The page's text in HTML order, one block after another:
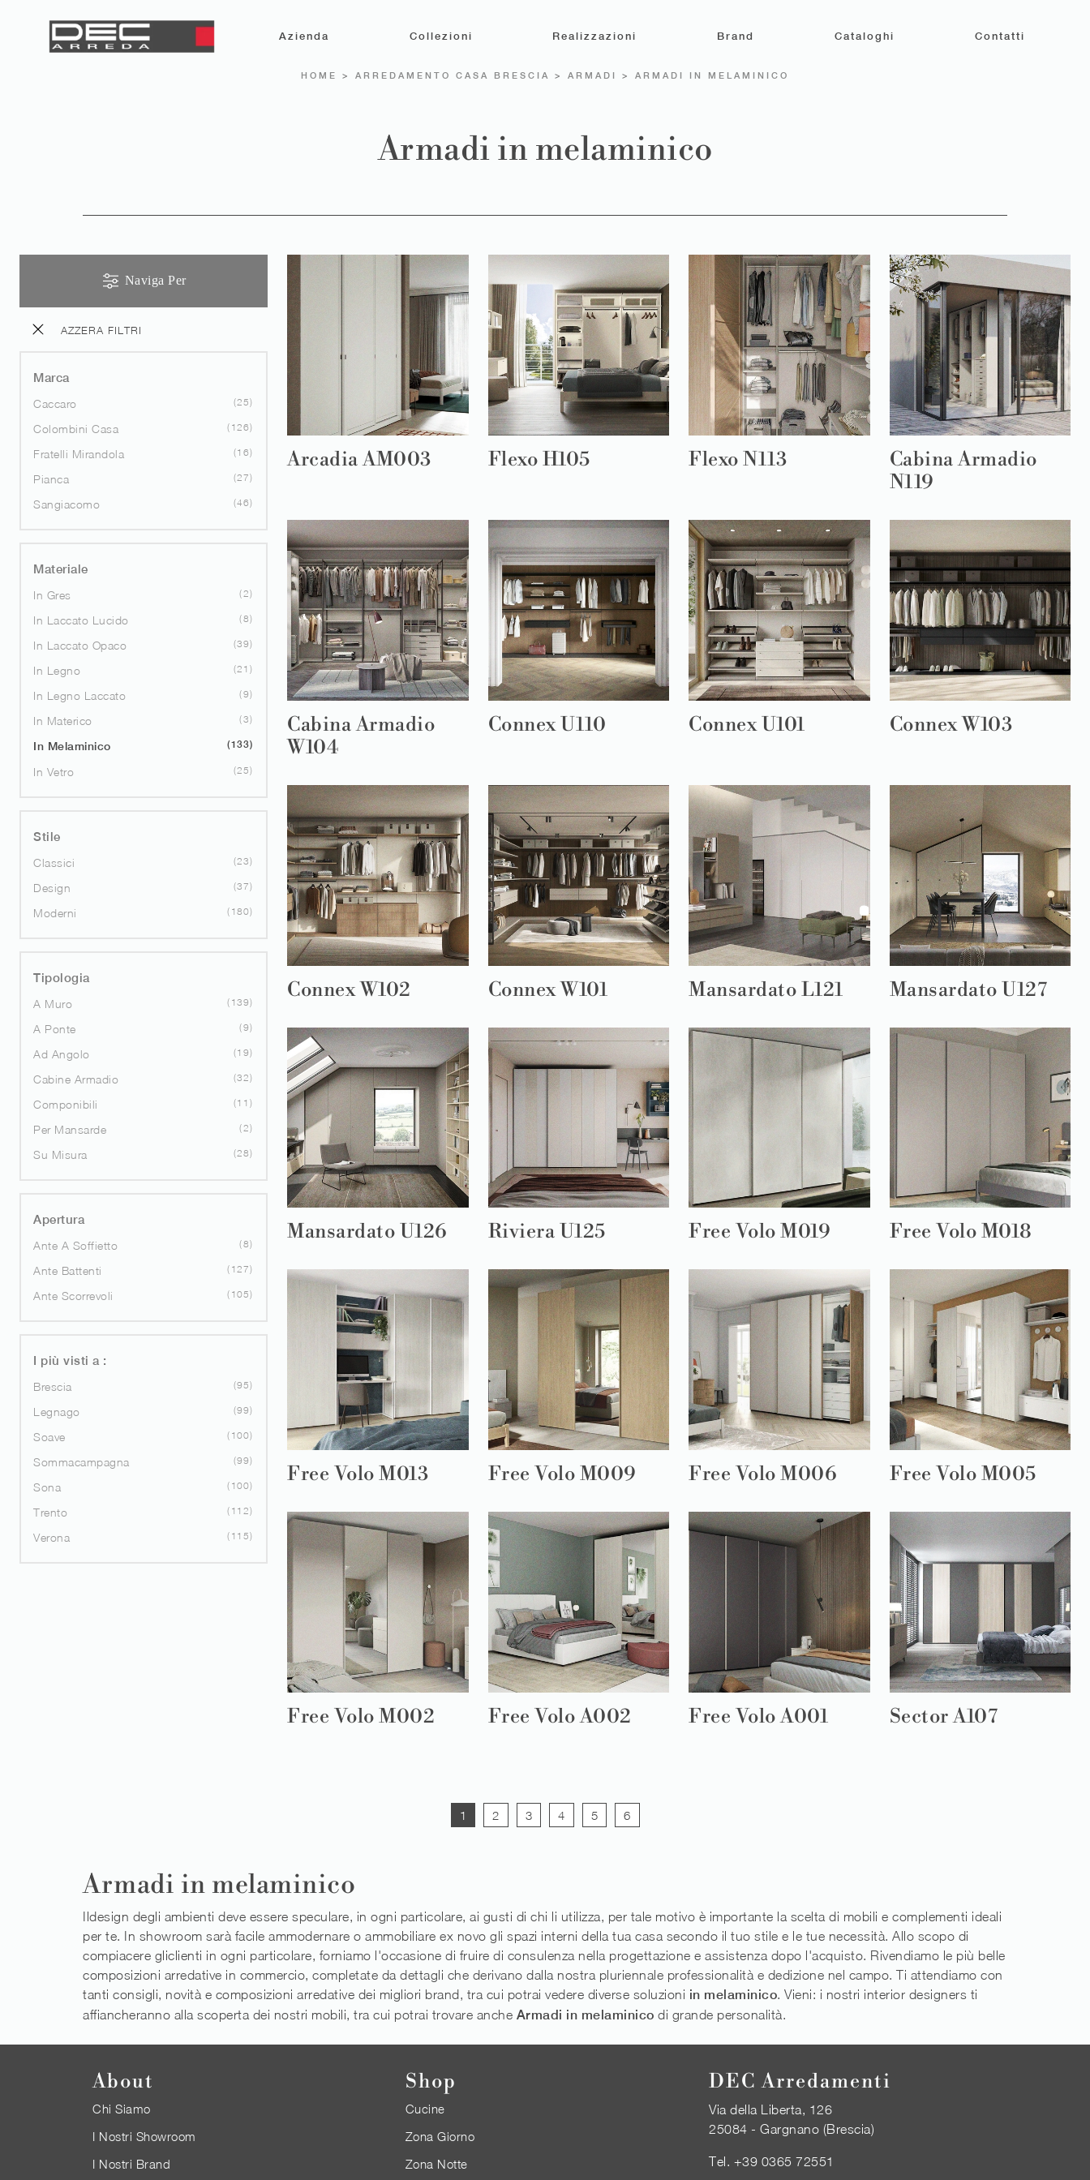
Azienda Collezioni Realizzazioni Brand Cataloghi Contatti
HOME > ARREDAMENTO CASA BRESCIA > ARMADI > ARMADI IN MELAMINICO
Armadi in melaminico
Naviga Per
AZZERA FILTRI
Marca
Caccaro
25
Colombini Casa 126
Fratelli Mirandola 16
Pianca 27
Sangiacomo 46
Materiale
In Gres
2
In Laccato Lucido 8
In Laccato Opaco 39
In Legno 21
In Legno Laccato 9
In Materico 3
In Melaminico 133
In Vetro 25
Stile
Classici
23
Design 37
Moderni 180
Tipologia
A Muro
139
A Ponte 9
Ad Angolo 19
Cabine Armadio 32
Componibili 11
Per Mansarde 2
Su Misura 28
Apertura
Ante A Soffietto
8
Ante Battenti 127
Ante Scorrevoli 105
I più visti a :
Brescia
95
Legnago 99
Soave 100
Sommacampagna 99
Sona 100
Trento 112
Verona 115
Arcadia AM003 Flexo H105 Flexo N113
Cabina Armadio
N119
Cabina Armadio
W104
Connex U110 Connex U101 Connex W103
Connex W102 Connex W101 Mansardato L121 Mansardato U127
Mansardato U126 Riviera U125 Free Volo M019 Free Volo M018
Free Volo M013 Free Volo M009 Free Volo M006 Free Volo M005
Free Volo M002 Free Volo A002 Free Volo A001 Sector A107
1 2 3 4 5 6
Armadi in melaminico
Ildesign degli ambienti deve essere speculare, in ogni particolare, ai gusti di chi li utilizza, per tale motivo è importante la scelta di mobili e complementi ideali
per te. In showroom sarà facile ammodernare o ammobiliare ex novo gli spazi interni della tua casa secondo il tuo stile e le tue necessità. Allo scopo di
compiacere gliclienti in ogni particolare, forniamo l'occasione di fruire di consulenza nella progettazione e assistenza dopo l'acquisto. Rivendiamo le più belle
composizioni arredative in commercio, completate da dettagli che derivano dalla nostra pluriennale professionalità e dedizione nel campo. Ti attendiamo con
tanti consigli, novità e composizioni arredative dei migliori brand, tra cui potrai vedere diverse soluzioni in melaminico. Vieni: i nostri interior designers ti
affiancheranno alla scoperta dei nostri mobili, tra cui potrai trovare anche Armadi in melaminico di grande personalità.
About
Chi Siamo
I Nostri Showroom
I Nostri Brand
Shop
Cucine
Zona Giorno
Zona Notte
DEC Arredamenti
Via della Liberta, 126
25084 - Gargnano (Brescia)
Tel. +39 0365 72551